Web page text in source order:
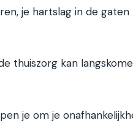
je hartslag in de
thuiszorg kan
je om je